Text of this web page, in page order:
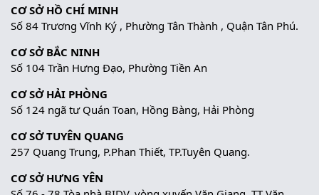
CƠ SỞ HỒ CHÍ MINH
Số 84 Trương Vĩnh Ký , Phường Tân Thành , Quận Tân Phú.
CƠ SỞ BẮC NINH
Số 104 Trần Hưng Đạo, Phường Tiền An
CƠ SỞ HẢI PHÒNG
Số 124 ngã tư Quán Toan, Hồng Bàng, Hải Phòng
CƠ SỞ TUYÊN QUANG
257 Quang Trung, P.Phan Thiết, TP.Tuyên Quang.
CƠ SỞ HƯNG YÊN